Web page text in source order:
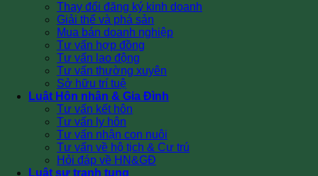
Thay đổi đăng ký kinh doanh
Giải thể và phá sản
Mua bán doanh nghiệp
Tư vấn hợp đồng
Tư vấn lao động
Tư vấn thường xuyên
Sở hữu trí tuệ
Luật Hôn nhân & Gia Đình
Tư vấn kết hôn
Tư vấn ly hôn
Tư vấn nhận con nuôi
Tư vấn về hộ tịch & Cư trú
Hỏi đáp về HN&GĐ
Luật sư tranh tụng